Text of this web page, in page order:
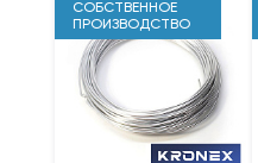
СОБСТВЕННОЕ
ПРОИЗВОДСТВО